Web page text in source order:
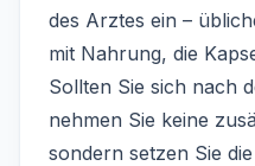
des Arztes ein –
mit Nahrung, die
Sollten Sie sich nach
nehmen Sie keine
sondern setzen Sie